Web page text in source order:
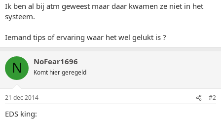
Ik ben al bij atm geweest maar daar kwamen ze niet in het
systeem.
Iemand tips of ervaring waar het wel gelukt is ?
N NoFear1696
Komt hier geregeld
21 dec 2014 #2
EDS king: